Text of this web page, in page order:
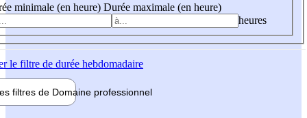
minimale (en heure) Durée maximale (en heure)
heures
le filtre de durée hebdomadaire
filtres de Domaine professionnel